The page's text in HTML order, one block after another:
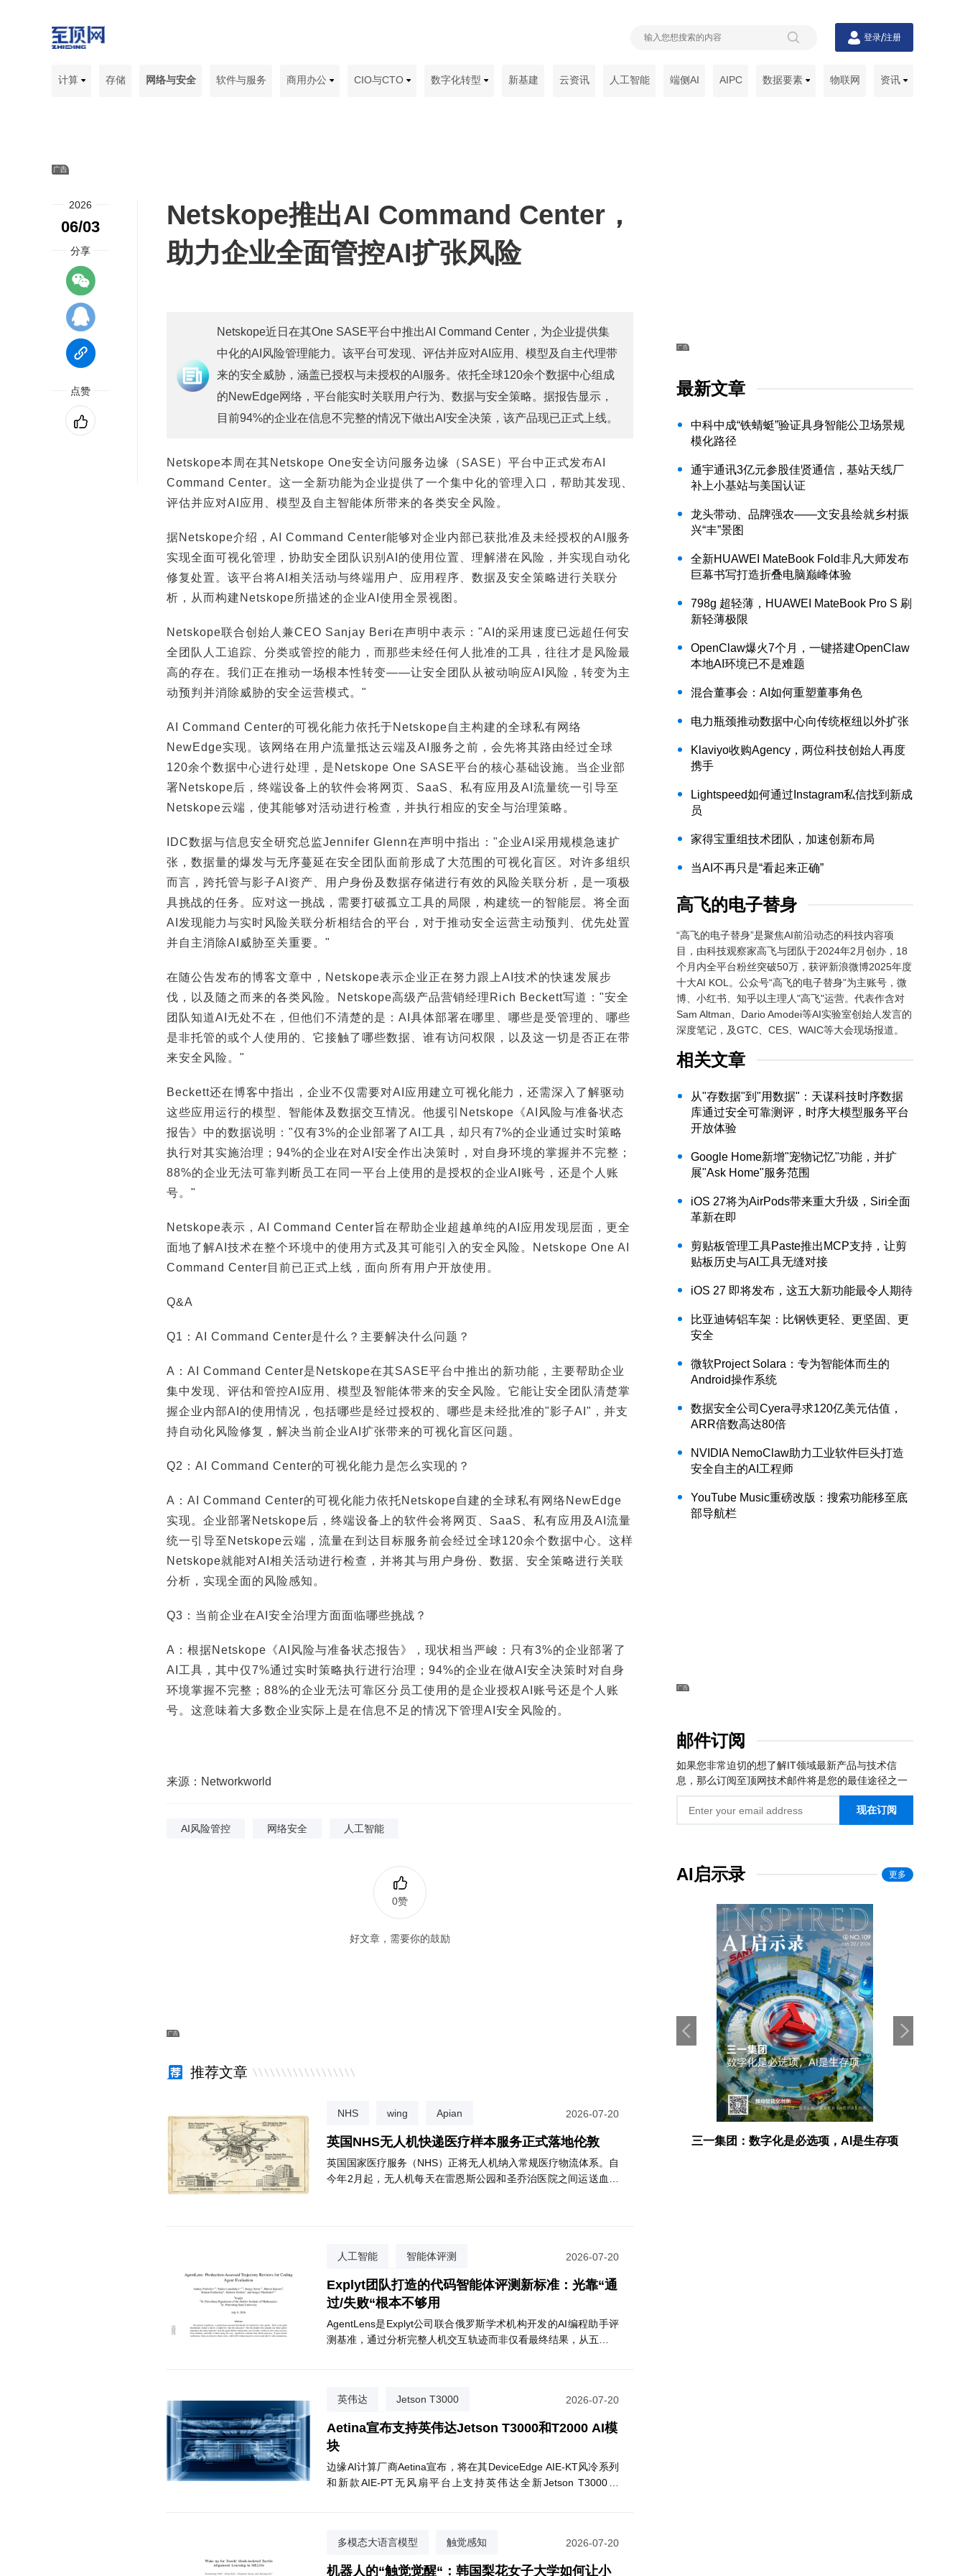
登录/注册
计算 存储 网络与安全 软件与服务 商用办公 CIO与CTO 数字化转型 新基建 云资讯 人工智能 端侧AI AIPC 数据要素 物联网 资讯
Netskope推出AI Command Center，
助力企业全面管控AI扩张风险
Netskope近日在其One SASE平台中推出AI Command Center，为企业提供集
中化的AI风险管理能力。该平台可发现、评估并应对AI应用、模型及自主代理带
来的安全威胁，涵盖已授权与未授权的AI服务。依托全球120余个数据中心组成
的NewEdge网络，平台能实时关联用户行为、数据与安全策略。据报告显示，
目前94%的企业在信息不完整的情况下做出AI安全决策，该产品现已正式上线。
Netskope本周在其Netskope One安全访问服务边缘（SASE）平台中正式发布AI
Command Center。这一全新功能为企业提供了一个集中化的管理入口，帮助其发现、
评估并应对AI应用、模型及自主智能体所带来的各类安全风险。
据Netskope介绍，AI Command Center能够对企业内部已获批准及未经授权的AI服务
实现全面可视化管理，协助安全团队识别AI的使用位置、理解潜在风险，并实现自动化
修复处置。该平台将AI相关活动与终端用户、应用程序、数据及安全策略进行关联分
析，从而构建Netskope所描述的企业AI使用全景视图。
Netskope联合创始人兼CEO Sanjay Beri在声明中表示："AI的采用速度已远超任何安
全团队人工追踪、分类或管控的能力，而那些未经任何人批准的工具，往往才是风险最
高的存在。我们正在推动一场根本性转变——让安全团队从被动响应AI风险，转变为主
动预判并消除威胁的安全运营模式。"
AI Command Center的可视化能力依托于Netskope自主构建的全球私有网络
NewEdge实现。该网络在用户流量抵达云端及AI服务之前，会先将其路由经过全球
120余个数据中心进行处理，是Netskope One SASE平台的核心基础设施。当企业部
署Netskope后，终端设备上的软件会将网页、SaaS、私有应用及AI流量统一引导至
Netskope云端，使其能够对活动进行检查，并执行相应的安全与治理策略。
IDC数据与信息安全研究总监Jennifer Glenn在声明中指出："企业AI采用规模急速扩
张，数据量的爆发与无序蔓延在安全团队面前形成了大范围的可视化盲区。对许多组织
而言，跨托管与影子AI资产、用户身份及数据存储进行有效的风险关联分析，是一项极
具挑战的任务。应对这一挑战，需要打破孤立工具的局限，构建统一的智能层。将全面
AI发现能力与实时风险关联分析相结合的平台，对于推动安全运营主动预判、优先处置
并自主消除AI威胁至关重要。"
在随公告发布的博客文章中，Netskope表示企业正在努力跟上AI技术的快速发展步
伐，以及随之而来的各类风险。Netskope高级产品营销经理Rich Beckett写道："安全
团队知道AI无处不在，但他们不清楚的是：AI具体部署在哪里、哪些是受管理的、哪些
是非托管的或个人使用的、它接触了哪些数据、谁有访问权限，以及这一切是否正在带
来安全风险。"
Beckett还在博客中指出，企业不仅需要对AI应用建立可视化能力，还需深入了解驱动
这些应用运行的模型、智能体及数据交互情况。他援引Netskope《AI风险与准备状态
报告》中的数据说明："仅有3%的企业部署了AI工具，却只有7%的企业通过实时策略
执行对其实施治理；94%的企业在对AI安全作出决策时，对自身环境的掌握并不完整；
88%的企业无法可靠判断员工在同一平台上使用的是授权的企业AI账号，还是个人账
号。"
Netskope表示，AI Command Center旨在帮助企业超越单纯的AI应用发现层面，更全
面地了解AI技术在整个环境中的使用方式及其可能引入的安全风险。Netskope One AI
Command Center目前已正式上线，面向所有用户开放使用。
Q&A
Q1：AI Command Center是什么？主要解决什么问题？
A：AI Command Center是Netskope在其SASE平台中推出的新功能，主要帮助企业
集中发现、评估和管控AI应用、模型及智能体带来的安全风险。它能让安全团队清楚掌
握企业内部AI的使用情况，包括哪些是经过授权的、哪些是未经批准的"影子AI"，并支
持自动化风险修复，解决当前企业AI扩张带来的可视化盲区问题。
Q2：AI Command Center的可视化能力是怎么实现的？
A：AI Command Center的可视化能力依托Netskope自建的全球私有网络NewEdge
实现。企业部署Netskope后，终端设备上的软件会将网页、SaaS、私有应用及AI流量
统一引导至Netskope云端，流量在到达目标服务前会经过全球120余个数据中心。这样
Netskope就能对AI相关活动进行检查，并将其与用户身份、数据、安全策略进行关联
分析，实现全面的风险感知。
Q3：当前企业在AI安全治理方面面临哪些挑战？
A：根据Netskope《AI风险与准备状态报告》，现状相当严峻：只有3%的企业部署了
AI工具，其中仅7%通过实时策略执行进行治理；94%的企业在做AI安全决策时对自身
环境掌握不完整；88%的企业无法可靠区分员工使用的是企业授权AI账号还是个人账
号。这意味着大多数企业实际上是在信息不足的情况下管理AI安全风险的。
来源：Networkworld
AI风险管控 网络安全 人工智能
0赞
好文章，需要你的鼓励
推荐文章
NHS wing Apian 2026-07-20
英国NHS无人机快递医疗样本服务正式落地伦敦
英国国家医疗服务（NHS）正将无人机纳入常规医疗物流体系。自
今年2月起，无人机每天在雷恩斯公园和圣乔治医院之间运送血液
展至圣赫利尔、克罗伊登等多家医院，最终惠及约180万名患者。
人工智能
智能体评测
代码质量评估
2026-07-20
Explyt团队打造的代码智能体评测新标准：光靠“通
过/失败“根本不够用
AgentLens是Explyt公司联合俄罗斯学术机构开发的AI编程助手评
测基准，通过分析完整人机交互轨迹而非仅看最终结果，从五个维
英伟达 Jetson T3000
Aetina
2026-07-20
Aetina宣布支持英伟达Jetson T3000和T2000 AI模
块
边缘AI计算厂商Aetina宣布，将在其DeviceEdge AIE-KT风冷系列
和新款AIE-PT无风扇平台上支持英伟达全新Jetson T3000和
TFLOPS算力，功耗70W；T2000则提供400 FP4 TFLOPS，面向
季度上市，支持Nemotron、Cosmos 3等英伟达AI软件生态。
多模态大语言模型 触觉感知
掩码隔离训练
2026-07-20
机器人的“触觉觉醒“：韩国梨花女子大学如何让小
2026
06/03
分享
点赞 最新文章
中科中成“铁蜻蜓”验证具身智能公卫场景规
模化路径
通宇通讯3亿元参股佳贤通信，基站天线厂
补上小基站与美国认证
龙头带动、品牌强农——文安县绘就乡村振
兴“丰”景图
全新HUAWEI MateBook Fold非凡大师发布
巨幕书写打造折叠电脑巅峰体验
798g 超轻薄，HUAWEI MateBook Pro S 刷
新轻薄极限
OpenClaw爆火7个月，一键搭建OpenClaw
本地AI环境已不是难题
混合董事会：AI如何重塑董事角色
电力瓶颈推动数据中心向传统枢纽以外扩张
Klaviyo收购Agency，两位科技创始人再度
携手
Lightspeed如何通过Instagram私信找到新成
员
家得宝重组技术团队，加速创新布局
当AI不再只是“看起来正确”
高飞的电子替身
“高飞的电子替身”是聚焦AI前沿动态的科技内容项
目，由科技观察家高飞与团队于2024年2月创办，18
个月内全平台粉丝突破50万，获评新浪微博2025年度
十大AI KOL。公众号“高飞的电子替身”为主账号，微
博、小红书、知乎以主理人"高飞"运营。代表作含对
Sam Altman、Dario Amodei等AI实验室创始人发言的
深度笔记，及GTC、CES、WAIC等大会现场报道。
相关文章
从"存数据"到"用数据"：天谋科技时序数据
库通过安全可靠测评，时序大模型服务平台
开放体验
Google Home新增"宠物记忆"功能，并扩
展"Ask Home"服务范围
iOS 27将为AirPods带来重大升级，Siri全面
革新在即
剪贴板管理工具Paste推出MCP支持，让剪
贴板历史与AI工具无缝对接
iOS 27 即将发布，这五大新功能最令人期待
比亚迪铸铝车架：比钢铁更轻、更坚固、更
安全
微软Project Solara：专为智能体而生的
Android操作系统
数据安全公司Cyera寻求120亿美元估值，
ARR倍数高达80倍
NVIDIA NemoClaw助力工业软件巨头打造
安全自主的AI工程师
YouTube Music重磅改版：搜索功能移至底
部导航栏
邮件订阅
如果您非常迫切的想了解IT领域最新产品与技术信
息，那么订阅至顶网技术邮件将是您的最佳途径之一
现在订阅
AI启示录 更多
真实世界之后：安全、健康与产业的新
埃森哲：100年前是电机，今天是AI，企业价
值正在重新排序
三一集团：数字化是必选项，AI是生存项
因湃电池 × 达索系统：如何共创出一套电池产